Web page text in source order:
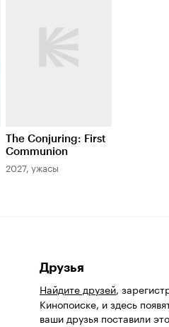
The Conjuring: First
Communion
2027, ужасы
Друзья
Найдите друзей,
Кинопоиске, и здесь
ваши друзья поставили